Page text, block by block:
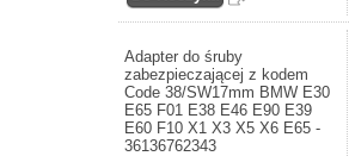
Adapter do śruby
zabezpieczającej z kodem
Code 38/SW17mm BMW E30
E65 F01 E38 E46 E90 E39
E60 F10 X1 X3 X5 X6 E65 -
36136762343